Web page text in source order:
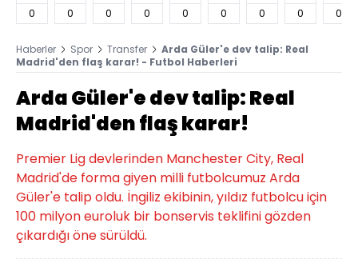
0 0 0 0 0 0 0 0 0
Haberler Spor Transfer
Arda Güler'e dev talip: Real
Madrid'den flaş karar! - Futbol Haberleri
Arda Güler'e dev talip: Real
Madrid'den flaş karar!
Premier Lig devlerinden Manchester City, Real
Madrid'de forma giyen milli futbolcumuz Arda
Güler'e talip oldu. İngiliz ekibinin, yıldız futbolcu için
100 milyon euroluk bir bonservis teklifini gözden
çıkardığı öne sürüldü.